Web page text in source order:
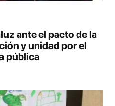
ante el pacto de la
y unidad por el
pública